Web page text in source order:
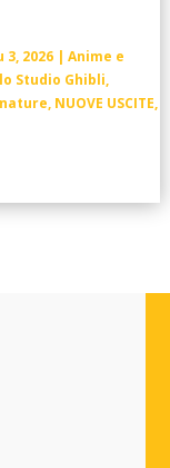
3, 2026| Anime e
Studio Ghibli,
, NUOVE USCITE,